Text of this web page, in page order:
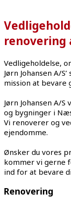
renovering
Vedligeholdelse,
Jørn Johansen A/
mission at bevare
Jørn Johansen A/
og bygninger i
Vi renoverer og
ejendomme.
Ønsker du vores
kommer vi gerne
ind for at bevare
Renovering